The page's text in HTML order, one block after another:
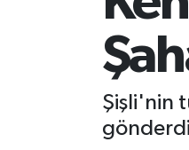
Şişli'nin